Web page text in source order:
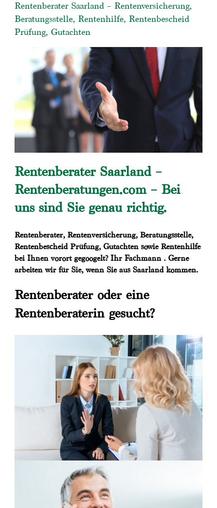
Rentenberater Saarland – Rentenversicherung,
Beratungsstelle, Rentenhilfe, Rentenbescheid
Prüfung, Gutachten
Rentenberater Saarland –
Rentenberatungen.com – Bei
uns sind Sie genau richtig.
Rentenberater, Rentenversicherung, Beratungsstelle,
Rentenbescheid Prüfung, Gutachten sowie Rentenhilfe
bei Ihnen vorort gegoogelt? Ihr Fachmann . Gerne
arbeiten wir für Sie, wenn Sie aus Saarland kommen.
Rentenberater oder eine
Rentenberaterin gesucht?